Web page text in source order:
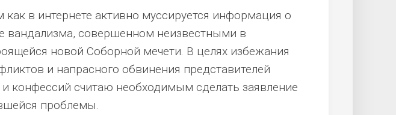
в интернете активно муссируется информация о
вандализма, совершенном неизвестными в
новой Соборной мечети. В целях избежания
и напрасного обвинения представителей
и конфессий считаю необходимым сделать заявление
проблемы.